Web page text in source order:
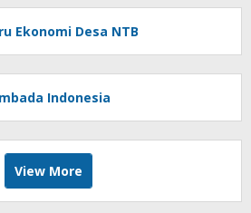
Ekonomi Desa NTB
Indonesia
View More